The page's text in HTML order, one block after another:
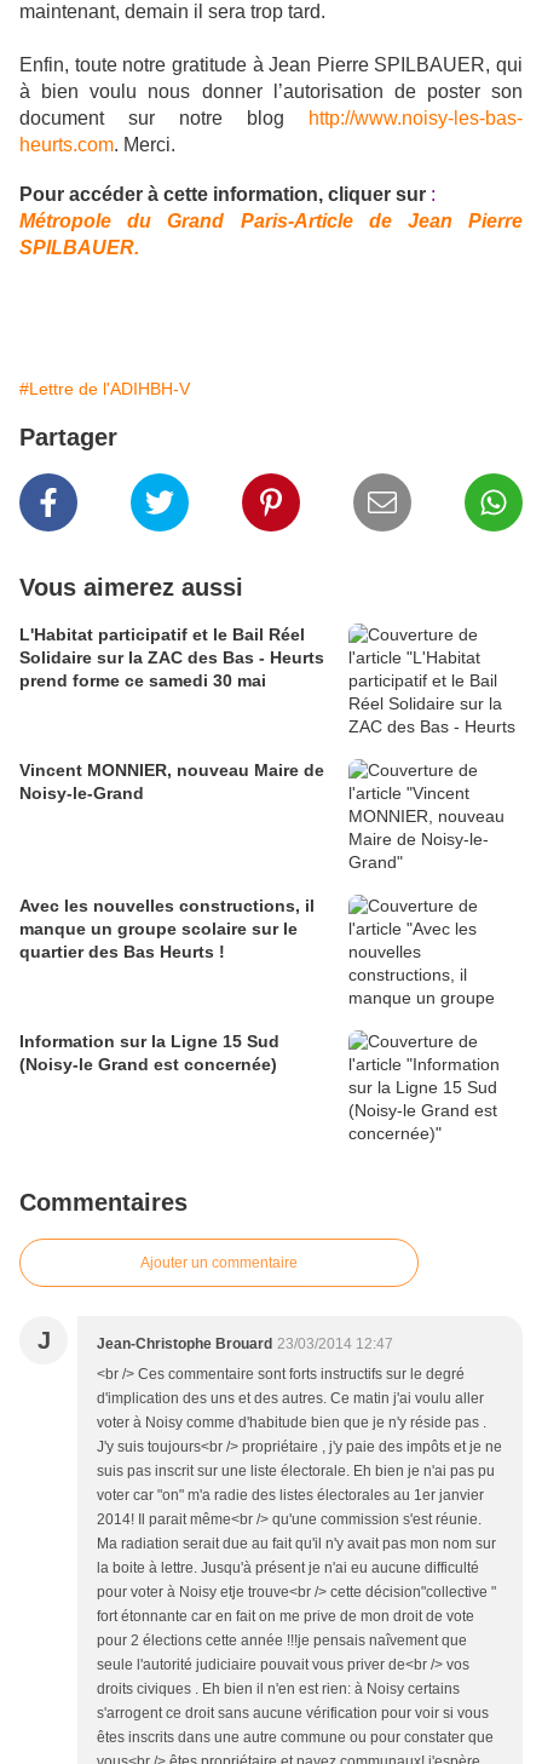
maintenant, demain il sera trop tard.
Enfin, toute notre gratitude à Jean Pierre SPILBAUER, qui
à bien voulu nous donner l’autorisation de poster son
document sur notre blog
http://www.noisy-les-bas-
heurts.com. Merci.
Pour accéder à cette information, cliquer sur :
Métropole du Grand Paris-Article de Jean Pierre
SPILBAUER.
#Lettre de l'ADIHBH-V
Partager
Vous aimerez aussi
L'Habitat participatif et le Bail Réel
Solidaire sur la ZAC des Bas - Heurts
prend forme ce samedi 30 mai
Vincent MONNIER, nouveau Maire de
Noisy-le-Grand
Avec les nouvelles constructions, il
manque un groupe scolaire sur le
quartier des Bas Heurts !
Information sur la Ligne 15 Sud
(Noisy-le Grand est concernée)
Commentaires
Ajouter un commentaire
J Jean-Christophe Brouard 23/03/2014 12:47
<br /> Ces commentaire sont forts instructifs sur le degré
d'implication des uns et des autres. Ce matin j'ai voulu aller
voter à Noisy comme d'habitude bien que je n'y réside pas .
J'y suis toujours<br /> propriétaire , j'y paie des impôts et je ne
suis pas inscrit sur une liste électorale. Eh bien je n'ai pas pu
voter car "on" m'a radie des listes électorales au 1er janvier
2014! Il parait même<br /> qu'une commission s'est réunie.
Ma radiation serait due au fait qu'il n'y avait pas mon nom sur
la boite à lettre. Jusqu'à présent je n'ai eu aucune difficulté
pour voter à Noisy etje trouve<br /> cette décision"collective "
fort étonnante car en fait on me prive de mon droit de vote
pour 2 élections cette année !!!je pensais naîvement que
seule l'autorité judiciaire pouvait vous priver de<br /> vos
droits civiques . Eh bien il n'en est rien: à Noisy certains
s'arrogent ce droit sans aucune vérification pour voir si vous
êtes inscrits dans une autre commune ou pour constater que